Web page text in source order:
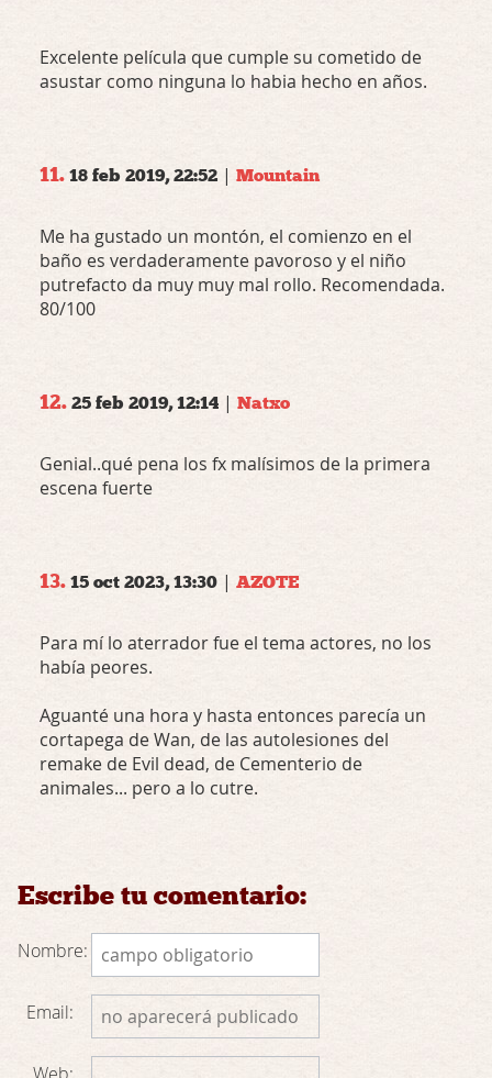
Excelente película que cumple su cometido de
asustar como ninguna lo habia hecho en años.
11. 18 feb 2019, 22:52 | Mountain
Me ha gustado un montón, el comienzo en el
baño es verdaderamente pavoroso y el niño
putrefacto da muy muy mal rollo. Recomendada.
80/100
12. 25 feb 2019, 12:14 | Natxo
Genial..qué pena los fx malísimos de la primera
escena fuerte
13. 15 oct 2023, 13:30 | AZOTE
Para mí lo aterrador fue el tema actores, no los
había peores.
Aguanté una hora y hasta entonces parecía un
cortapega de Wan, de las autolesiones del
remake de Evil dead, de Cementerio de
animales... pero a lo cutre.
Escribe tu comentario:
Nombre:
Email: